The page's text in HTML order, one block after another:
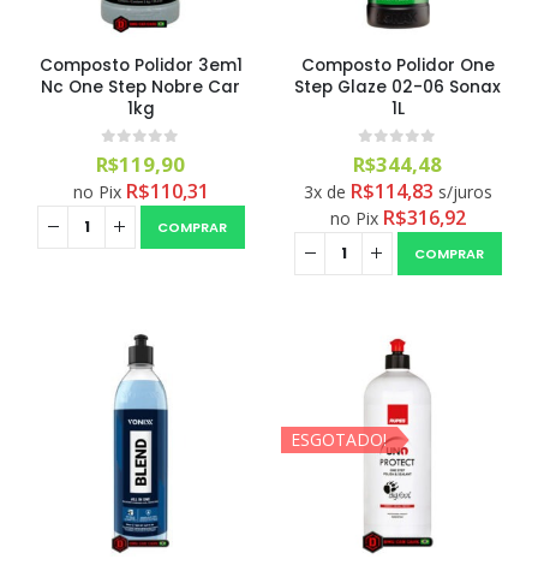
Composto Polidor 3em1
Nc One Step Nobre Car
1kg
R$119,90
no Pix R$110,31
COMPRAR
Composto Polidor One
Step Glaze 02-06 Sonax
1L
R$344,48
3x de R$114,83 s/juros
no Pix R$316,92
COMPRAR
ESGOTADO!